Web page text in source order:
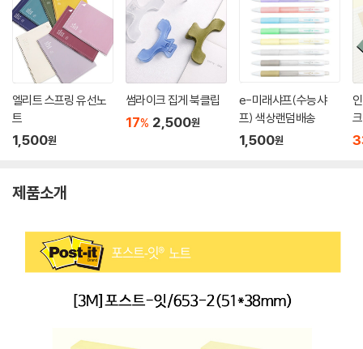
엘리트 스프링 유선노
트
1,500원
썸라이크 집게 북클립
17% 2,500원
e-미래샤프(수능샤
프) 색상랜덤배송
1,500원
크
제품소개